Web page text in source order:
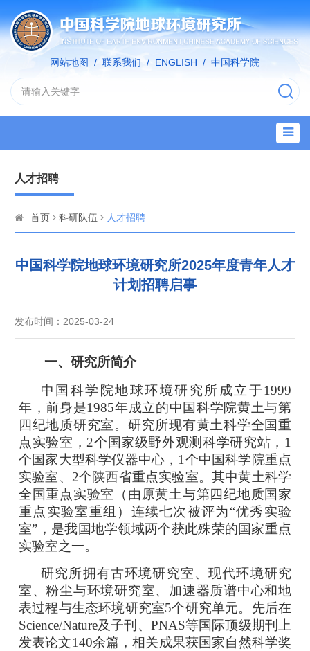
网站地图 / 联系我们 / ENGLISH / 中国科学院
人才招聘
首页 科研队伍 人才招聘
中国科学院地球环境研究所2025年度青年人才
计划招聘启事
发布时间：2025-03-24
一、研究所简介
中国科学院地球环境研究所成立于1999
年，前身是1985年成立的中国科学院黄土与第
四纪地质研究室。研究所现有黄土科学全国重
点实验室，2个国家级野外观测科学研究站，1
个国家大型科学仪器中心，1个中国科学院重点
实验室、2个陕西省重点实验室。其中黄土科学
全国重点实验室（由原黄土与第四纪地质国家
重点实验室重组 ） 连续七次被评为“优秀实验
室”，是我国地学领域两个获此殊荣的国家重点
实验室之一。
研究所拥有古环境研究室、现代环境研究
室、粉尘与环境研究室、加速器质谱中心和地
表过程与生态环境研究室5个研究单元。先后在
Science/Nature及子刊、PNAS等国际顶级期刊上
发表论文140余篇，相关成果获国家自然科学奖